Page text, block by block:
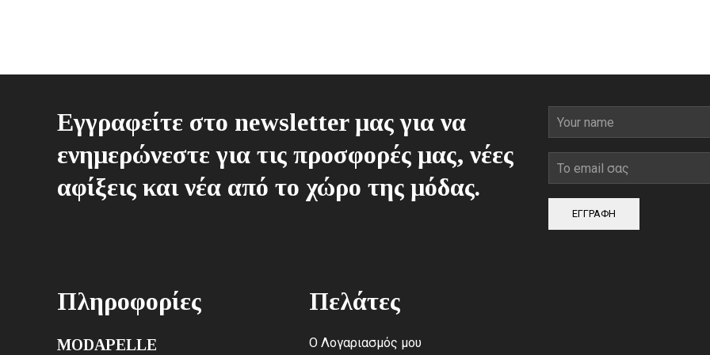
Εγγραφείτε στο newsletter μας για να
ενημερώνεστε για τις προσφορές μας, νέες
αφίξεις και νέα από το χώρο της μόδας.
ΕΓΓΡΑΦΗ
Πληροφορίες
MODAPELLE
Πελάτες
Ο Λογαριασμός μου